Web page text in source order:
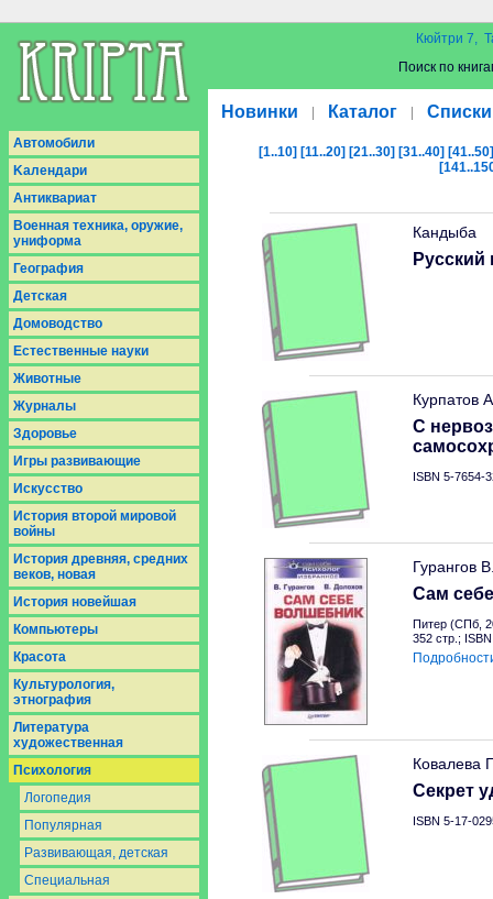
Кюйтри 7,
Поиск по
Новинки Каталог Списки
Aвтомобили
Kалендари
Антиквариат
Военная техника, оружие,
униформа
География
Детская
Домоводство
Естественные науки
Животные
Журналы
Здоровье
Игры развивающие
Искусство
История второй мировой
войны
История древняя, средних
веков, новая
История новейшая
Компьютеры
Красота
Культурология,
этнография
Литература
художественная
Психология
Логопедия
Популярная
Развивающая, детская
Специальная
[1..10] [11..20] [21..30] [31..40] [41..50]
Кандыба
Русский
Курпатов
С
ISBN 5-7654-
Гурангов
Сам
Питер (СПб,
352 стр.;
Ковалева
Секрет
ISBN 5-17-